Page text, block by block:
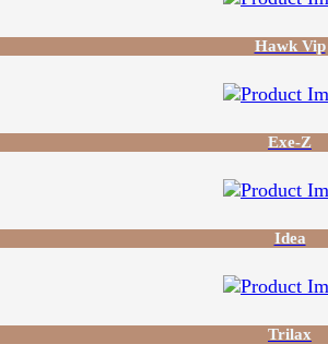
Hawk Vip
Exe-Z
Idea
Trilax